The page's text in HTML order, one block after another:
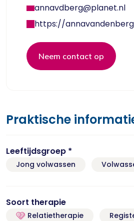
Praktische
Leeftijdsgroep *
Jong volwassen
Soort therapie
Relatietherapie
annavdberg@planet.nl
https://
Neem contact op